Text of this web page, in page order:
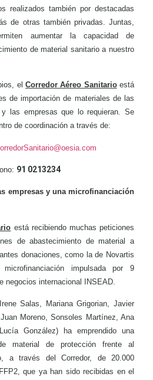
realizados también por destacadas
de otras también privadas. Juntas,
aumentar la capacidad de
de material sanitario a nuestro
el Corredor Aéreo Sanitario está
de importación de materiales de las
y las empresas que lo requieran. Se
de coordinación a través de:
91 0213234
empresas y una microfinanciación
está recibiendo muchas peticiones
de abastecimiento de material a
donaciones, como la de Novartis
impulsada por 9
negocios internacional INSEAD.
Salas, Mariana Grigorian, Javier
Moreno, Sonsoles Martínez, Ana
González) ha emprendido una
material de protección frente al
a través del Corredor, de 20.000
que ya han sido recibidas en el